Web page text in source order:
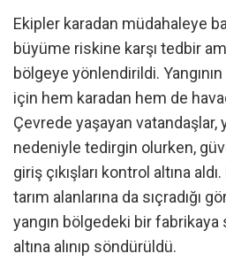
Ekipler karadan müdahaleye
büyüme riskine karşı tedbir
bölgeye yönlendirildi. Yangının
için hem karadan hem de
Çevrede yaşayan vatandaşlar,
nedeniyle tedirgin olurken,
giriş çıkışları kontrol altına
tarım alanlarına da sıçradığı
yangın bölgedeki bir fabrikaya
altına alınıp söndürüldü.